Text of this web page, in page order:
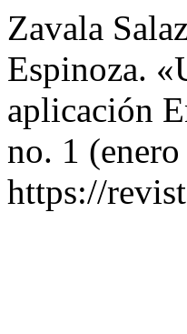
Zavala
Espinoza.
aplicación
no. 1
https://